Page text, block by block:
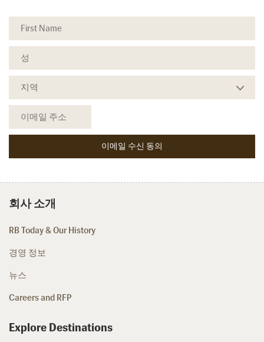
회사 소개
RB Today & Our History
경영 정보
뉴스
Careers and RFP
Explore Destinations